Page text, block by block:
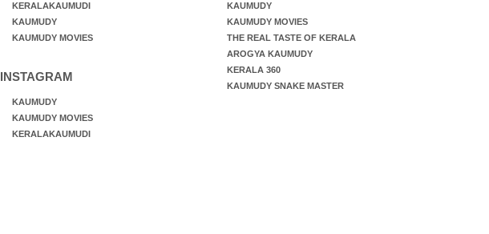
KERALAKAUMUDI
KAUMUDY
KAUMUDY MOVIES
INSTAGRAM
KAUMUDY
KAUMUDY MOVIES
KERALAKAUMUDI
KAUMUDY
KAUMUDY MOVIES
THE REAL TASTE OF KERALA
AROGYA KAUMUDY
KERALA 360
KAUMUDY SNAKE MASTER